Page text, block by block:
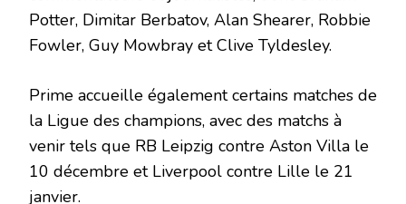
Potter, Dimitar Berbatov, Alan Shearer, Robbie
Fowler, Guy Mowbray et Clive Tyldesley.
Prime accueille également certains matches de
la Ligue des champions, avec des matchs à
venir tels que RB Leipzig contre Aston Villa le
10 décembre et Liverpool contre Lille le 21
janvier.